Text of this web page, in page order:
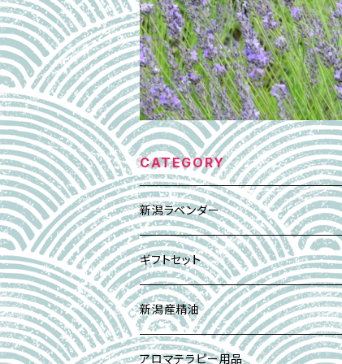
CATEGORY
新潟ラベンダー
エッセンシャルオイル(精油)
アロマレシピ付き
アブソリュート精油
アロマ・ミスト
オーデコロン/天然香水
ギフトセット
Xmas｜ウィンターギフト
イリスの壺セット
新潟産精油
柚子香 YUZUKO
アロマテラピー用品